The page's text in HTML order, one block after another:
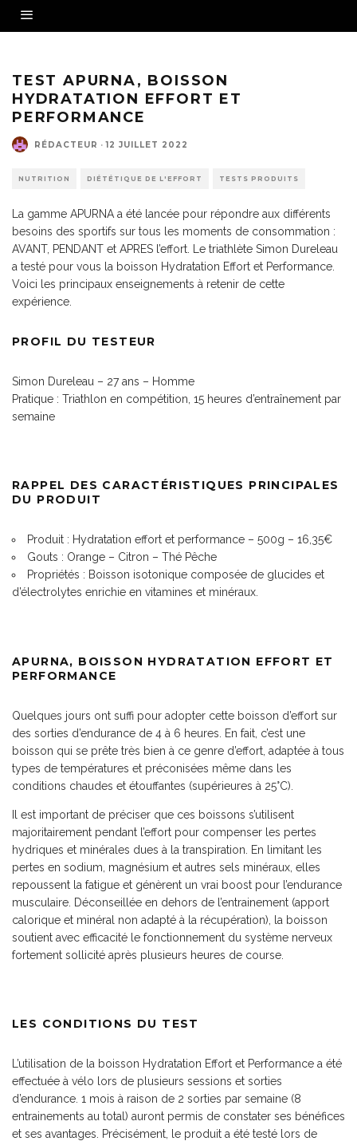
TEST APURNA, BOISSON
HYDRATATION EFFORT ET
PERFORMANCE
RÉDACTEUR · 12 JUILLET 2022
NUTRITION DIÉTÉTIQUE DE L'EFFORT TESTS PRODUITS
La gamme APURNA a été lancée pour répondre aux différents
besoins des sportifs sur tous les moments de consommation :
AVANT, PENDANT et APRES l’effort. Le triathlète Simon Dureleau
a testé pour vous la boisson Hydratation Effort et Performance.
Voici les principaux enseignements à retenir de cette
expérience.
PROFIL DU TESTEUR
Simon Dureleau – 27 ans – Homme
Pratique : Triathlon en compétition, 15 heures d’entraînement par
semaine
RAPPEL DES CARACTÉRISTIQUES PRINCIPALES
DU PRODUIT
Produit : Hydratation effort et performance – 500g – 16,35€
Gouts : Orange – Citron – Thé Pêche
Propriétés : Boisson isotonique composée de glucides et
d’électrolytes enrichie en vitamines et minéraux.
APURNA, BOISSON HYDRATATION EFFORT ET
PERFORMANCE
Quelques jours ont suffi pour adopter cette boisson d’effort sur
des sorties d’endurance de 4 à 6 heures. En fait, c’est une
boisson qui se prête très bien à ce genre d’effort, adaptée à tous
types de températures et préconisées même dans les
conditions chaudes et étouffantes (supérieures à 25°C).
Il est important de préciser que ces boissons s’utilisent
majoritairement pendant l’effort pour compenser les pertes
hydriques et minérales dues à la transpiration. En limitant les
pertes en sodium, magnésium et autres sels minéraux, elles
repoussent la fatigue et génèrent un vrai boost pour l’endurance
musculaire. Déconseillée en dehors de l’entrainement (apport
calorique et minéral non adapté à la récupération), la boisson
soutient avec efficacité le fonctionnement du système nerveux
fortement sollicité après plusieurs heures de course.
LES CONDITIONS DU TEST
L’utilisation de la boisson Hydratation Effort et Performance a été
effectuée à vélo lors de plusieurs sessions et sorties
d’endurance. 1 mois à raison de 2 sorties par semaine (8
entrainements au total) auront permis de constater ses bénéfices
et ses avantages. Précisément, le produit a été testé lors de